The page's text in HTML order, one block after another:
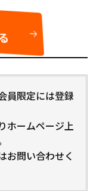
員限定には登録
ホームページ上
お問い合わせく